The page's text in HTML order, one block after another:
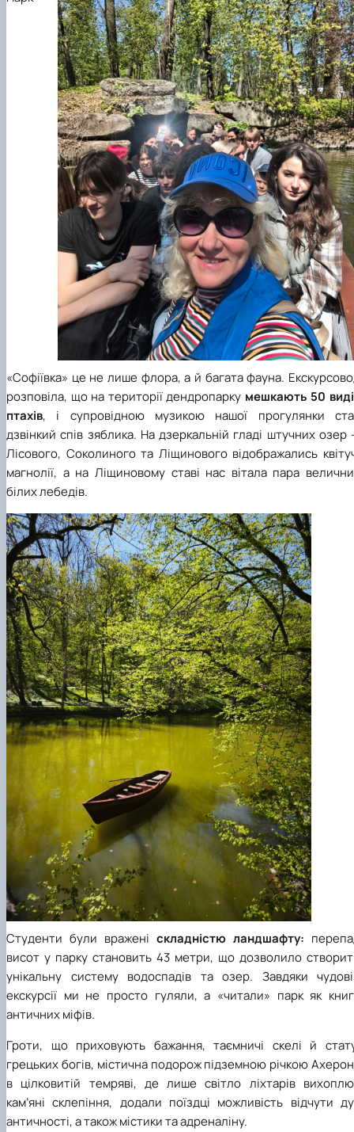
«Софіївка» це не лише флора, а й багата фауна.
розповіла, що на території дендропарку мешкають 50
птахів, і супровідною музикою нашої прогулянки
дзвінкий спів зяблика. На дзеркальній гладі штучних озер
Лісового, Соколиного та Ліщинового відображались
магнолії, а на Ліщиновому ставі нас вітала пара
білих лебедів.
Студенти були вражені складністю ландшафту:
висот у парку становить 43 метри, що дозволило
унікальну систему водоспадів та озер. Завдяки
екскурсії ми не просто гуляли, а «читали» парк як
античних міфів.
Гроти, що приховують бажання, таємничі скелі й
грецьких богів, містична подорож підземною річкою
в цілковитій темряві, де лише світло ліхтарів
кам’яні склепіння, додали поїздці можливість відчути
античності, а також містики та адреналіну.